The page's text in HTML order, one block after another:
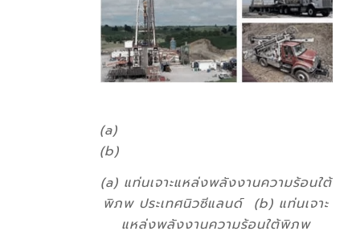
(a)
(b)
(a) แท่นเจาะแหล่งพลังงานความร้อนใต้
พิภพ ประเทศนิวซีแลนด์ (b) แท่นเจาะ
แหล่งพลังงานความร้อนใต้พิภพ